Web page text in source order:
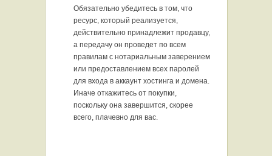
Обязательно убедитесь в том, что
ресурс, который реализуется,
действительно принадлежит продавцу,
а передачу он проведет по всем
правилам с нотариальным заверением
или предоставлением всех паролей
для входа в аккаунт хостинга и домена.
Иначе откажитесь от покупки,
поскольку она завершится, скорее
всего, плачевно для вас.